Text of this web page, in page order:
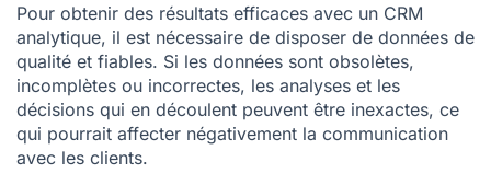
Pour obtenir des résultats efficaces avec un CRM
analytique, il est nécessaire de disposer de données de
qualité et fiables. Si les données sont obsolètes,
incomplètes ou incorrectes, les analyses et les
décisions qui en découlent peuvent être inexactes, ce
qui pourrait affecter négativement la communication
avec les clients.